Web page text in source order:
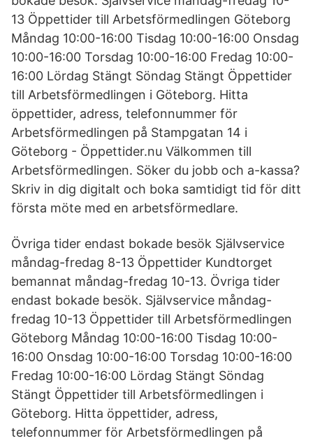
13 Öppettider till Arbetsförmedlingen Göteborg
Måndag 10:00-16:00 Tisdag 10:00-16:00 Onsdag
10:00-16:00 Torsdag 10:00-16:00 Fredag 10:00-
16:00 Lördag Stängt Söndag Stängt Öppettider
till Arbetsförmedlingen i Göteborg. Hitta
öppettider, adress, telefonnummer för
Arbetsförmedlingen på Stampgatan 14 i
Göteborg - Öppettider.nu Välkommen till
Arbetsförmedlingen. Söker du jobb och a-kassa?
Skriv in dig digitalt och boka samtidigt tid för ditt
första möte med en arbetsförmedlare.
Övriga tider endast bokade besök Självservice
måndag-fredag 8-13 Öppettider Kundtorget
bemannat måndag-fredag 10-13. Övriga tider
endast bokade besök. Självservice måndag-
fredag 10-13 Öppettider till Arbetsförmedlingen
Göteborg Måndag 10:00-16:00 Tisdag 10:00-
16:00 Onsdag 10:00-16:00 Torsdag 10:00-16:00
Fredag 10:00-16:00 Lördag Stängt Söndag
Stängt Öppettider till Arbetsförmedlingen i
Göteborg. Hitta öppettider, adress,
telefonnummer för Arbetsförmedlingen på